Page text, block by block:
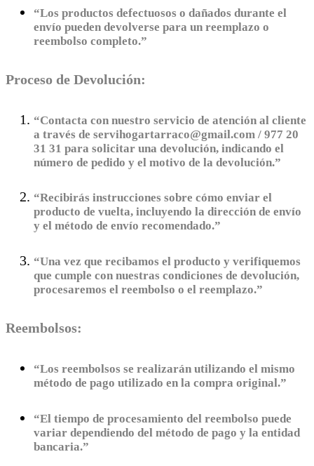
“Los productos defectuosos o dañados durante el
envío pueden devolverse para un reemplazo o
reembolso completo.”
Proceso de Devolución:
“Contacta con nuestro servicio de atención al cliente
a través de servihogartarraco@gmail.com / 977 20
31 31 para solicitar una devolución, indicando el
número de pedido y el motivo de la devolución.”
“Recibirás instrucciones sobre cómo enviar el
producto de vuelta, incluyendo la dirección de envío
y el método de envío recomendado.”
“Una vez que recibamos el producto y verifiquemos
que cumple con nuestras condiciones de devolución,
procesaremos el reembolso o el reemplazo.”
Reembolsos:
“Los reembolsos se realizarán utilizando el mismo
método de pago utilizado en la compra original.”
“El tiempo de procesamiento del reembolso puede
variar dependiendo del método de pago y la entidad
bancaria.”